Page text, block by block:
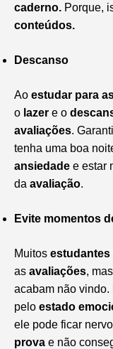
caderno. Porque,
conteúdos.
Descanso
Ao estudar para
o lazer e o
avaliações.
tenha uma boa
ansiedade e estar
da avaliação.
Evite momentos
Muitos estudantes
as avaliações,
acabam não
pelo estado
ele pode ficar
prova e não